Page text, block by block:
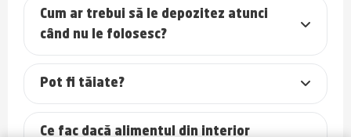
Cum ar trebui să le depozitez atunci
când nu le folosesc?
Pot fi tăiate?
Ce fac dacă alimentul din interior